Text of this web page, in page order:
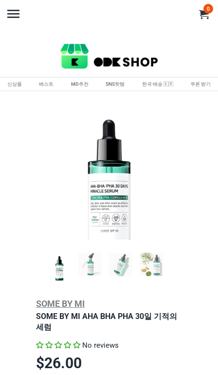
0
신상품 베스트 MD추천 SNS핫템 한국 배송 🇰🇷 쿠폰 받기
SOME BY MI
SOME BY MI AHA BHA PHA 30일 기적의
세럼
No reviews
$26.00